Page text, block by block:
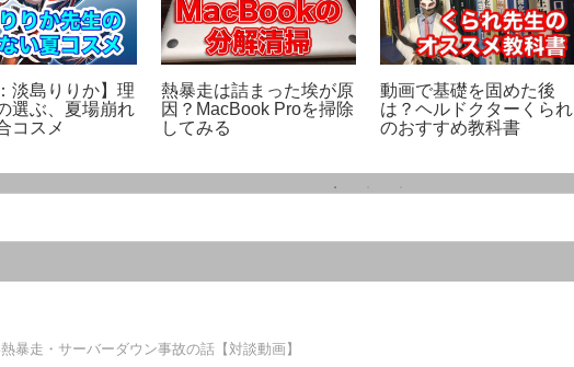
淡島りりか】理
選ぶ、夏場崩れ
コスメ
熱暴走は詰まった埃が原
因？MacBook Proを掃除
してみる
動画で基礎を固めた後
は？ヘルドクターくられ
のおすすめ教科書
暴走・サーバーダウン事故の話【対談動画】